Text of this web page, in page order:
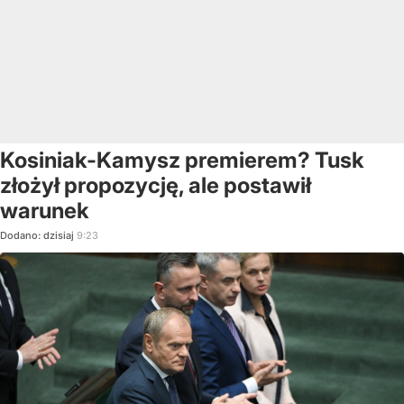
Kosiniak-Kamysz premierem? Tusk
złożył propozycję, ale postawił
warunek
Dodano: dzisiaj 9:23